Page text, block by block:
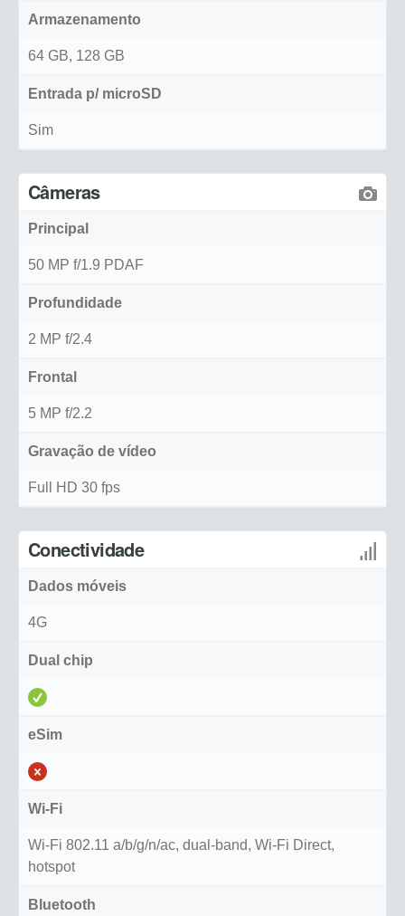
Armazenamento
64 GB, 128 GB
Entrada p/ microSD
Sim
Câmeras
Principal
50 MP f/1.9 PDAF
Profundidade
2 MP f/2.4
Frontal
5 MP f/2.2
Gravação de vídeo
Full HD 30 fps
Conectividade
Dados móveis
4G
Dual chip
eSim
Wi-Fi
Wi-Fi 802.11 a/b/g/n/ac, dual-band, Wi-Fi Direct,
hotspot
Bluetooth